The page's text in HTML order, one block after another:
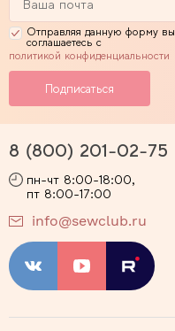
Отправляя данную форму вы
соглашаетесь с
политикой конфиденциальности
8 (800) 201-02-75
пн-чт 8:00-18:00,
пт 8:00-17:00
info@sewclub.ru